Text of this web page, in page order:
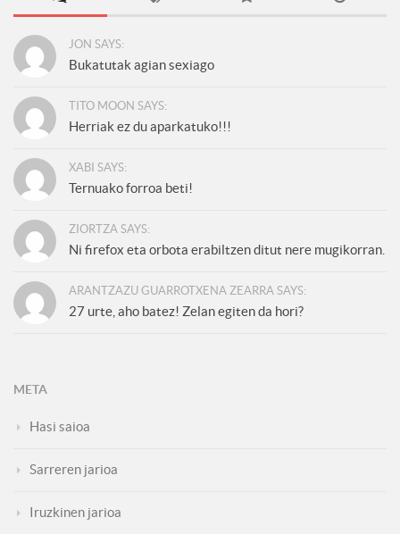
JON SAYS:
Bukatutak agian sexiago
TITO MOON SAYS:
Herriak ez du aparkatuko!!!
XABI SAYS:
Ternuako forroa beti!
ZIORTZA SAYS:
Ni firefox eta orbota erabiltzen ditut nere mugikorran.
ARANTZAZU GUARROTXENA ZEARRA SAYS:
27 urte, aho batez! Zelan egiten da hori?
META
Hasi saioa
Sarreren jarioa
Iruzkinen jarioa